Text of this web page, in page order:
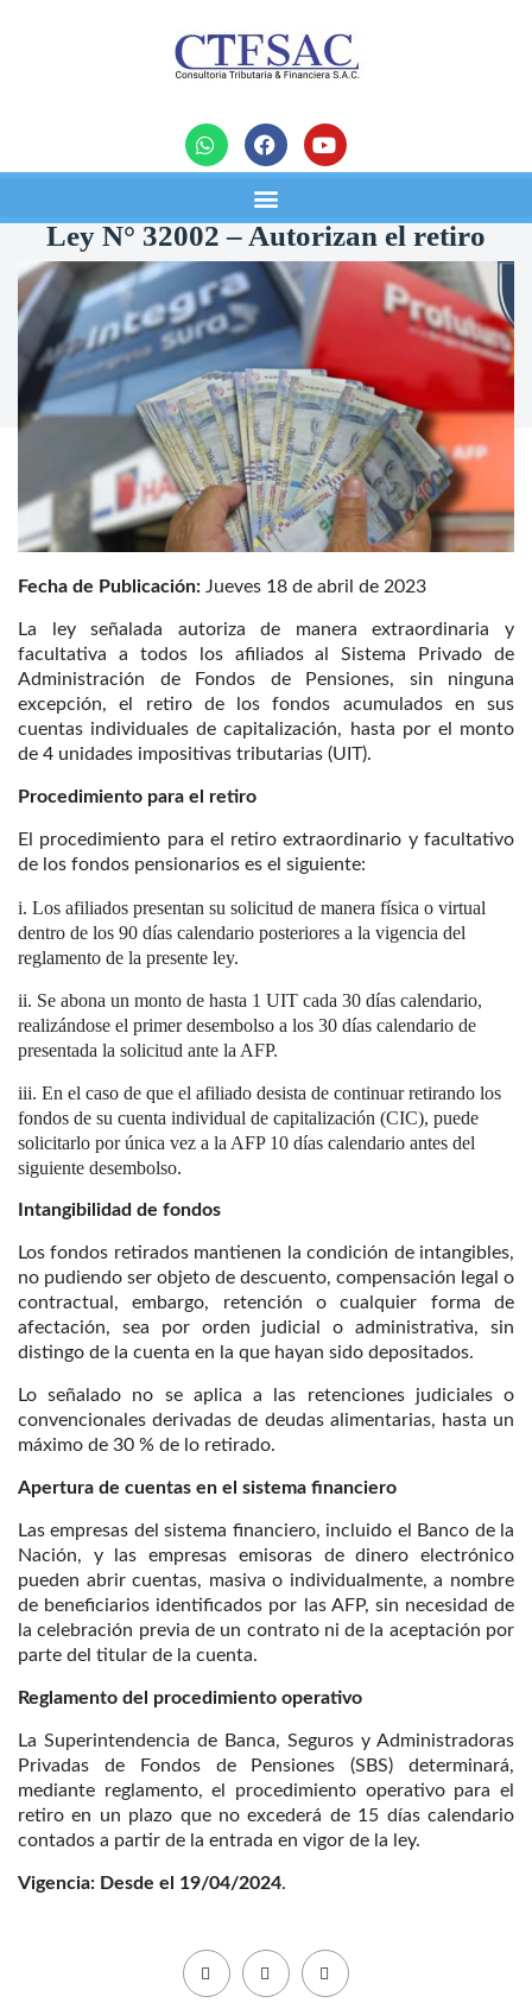
noticias
Ley N° 32002 – Autorizan el retiro
extraordinario y facultativo de la
AFP
20/04/2024
Fecha de Publicación: Jueves 18 de abril de 2023
La ley señalada autoriza de manera extraordinaria y
facultativa a todos los afiliados al Sistema Privado de
Administración de Fondos de Pensiones, sin ninguna
excepción, el retiro de los fondos acumulados en sus
cuentas individuales de capitalización, hasta por el monto
de 4 unidades impositivas tributarias (UIT).
Procedimiento para el retiro
El procedimiento para el retiro extraordinario y facultativo
de los fondos pensionarios es el siguiente:
Los afiliados presentan su solicitud de manera física o virtual
dentro de los 90 días calendario posteriores a la vigencia del
reglamento de la presente ley.
Se abona un monto de hasta 1 UIT cada 30 días calendario,
realizándose el primer desembolso a los 30 días calendario de
presentada la solicitud ante la AFP.
En el caso de que el afiliado desista de continuar retirando los
fondos de su cuenta individual de capitalización (CIC), puede
solicitarlo por única vez a la AFP 10 días calendario antes del
siguiente desembolso.
Intangibilidad de fondos
Los fondos retirados mantienen la condición de intangibles,
no pudiendo ser objeto de descuento, compensación legal o
contractual, embargo, retención o cualquier forma de
afectación, sea por orden judicial o administrativa, sin
distingo de la cuenta en la que hayan sido depositados.
Lo señalado no se aplica a las retenciones judiciales o
convencionales derivadas de deudas alimentarias, hasta un
máximo de 30 % de lo retirado.
Apertura de cuentas en el sistema financiero
Las empresas del sistema financiero, incluido el Banco de la
Nación, y las empresas emisoras de dinero electrónico
pueden abrir cuentas, masiva o individualmente, a nombre
de beneficiarios identificados por las AFP, sin necesidad de
la celebración previa de un contrato ni de la aceptación por
parte del titular de la cuenta.
Reglamento del procedimiento operativo
La Superintendencia de Banca, Seguros y Administradoras
Privadas de Fondos de Pensiones (SBS) determinará,
mediante reglamento, el procedimiento operativo para el
retiro en un plazo que no excederá de 15 días calendario
contados a partir de la entrada en vigor de la ley.
Vigencia: Desde el 19/04/2024.